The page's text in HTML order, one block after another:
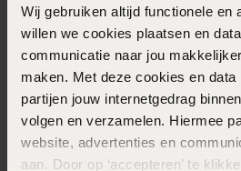
Wij gebruiken altijd functionele en
willen we cookies plaatsen en
communicatie naar jou
maken. Met deze cookies en data
partijen jouw internetgedrag
volgen en verzamelen. Hiermee
website, advertenties en
aan. Door op ‘accepteren’ te
Zilveren goldplated
39.9929
-25%